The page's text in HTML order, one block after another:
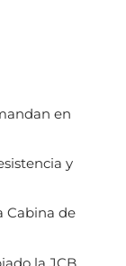
en
y
Cabina de
la JCB